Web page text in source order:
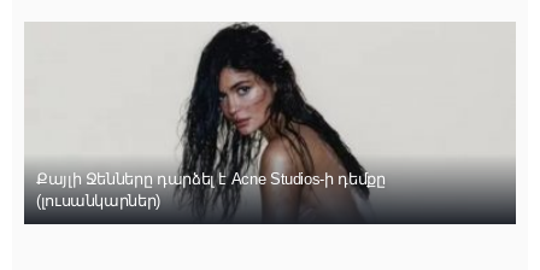
Քայլի Ջենները դարձել է Acne Studios-ի դեմքը
(լուսանկարներ)